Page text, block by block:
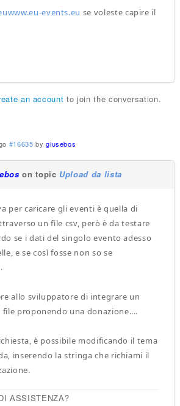
events.eu se voleste capire il
an account to join the conversation.
#16635 bygiusebos
on topic Upload da lista
per caricare gli eventi è quella di
un file csv, però è da testare
se i dati del singolo evento adesso
e se così fosse non so se
allo sviluppatore di integrare un
proponendo una donazione....
è possibile modificando il tema
inserendo la stringa che richiami il
ASSISTENZA?